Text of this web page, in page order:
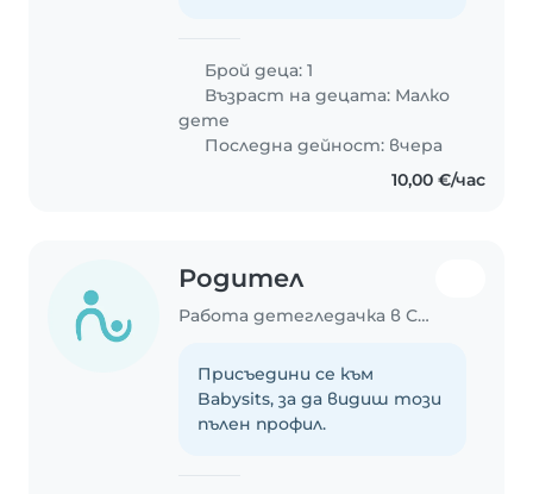
Брой деца: 1
Възраст на децата: Малко
дете
Последна дейност: вчера
10,00 €/час
Родител
Работа детегледачка в София
Присъедини се към
Babysits, за да видиш този
пълен профил.